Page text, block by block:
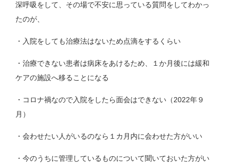
深呼吸をして、その場で不安に思っている質問をしてわかっ
たのが、
・入院をしても治療法はないため点滴をするくらい
・治療できない患者は病床をあけるため、１か月後には緩和
ケアの施設へ移ることになる
・コロナ禍なので入院をしたら面会はできない（2022年９
月）
・会わせたい人がいるのなら１カ月内に会わせた方がいい
・今のうちに管理しているものについて聞いておいた方がい